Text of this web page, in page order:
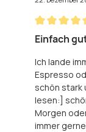
Bewertung
Einfach
Ich lande
Espresso
schön stark
lesen:]
Morgen
immer